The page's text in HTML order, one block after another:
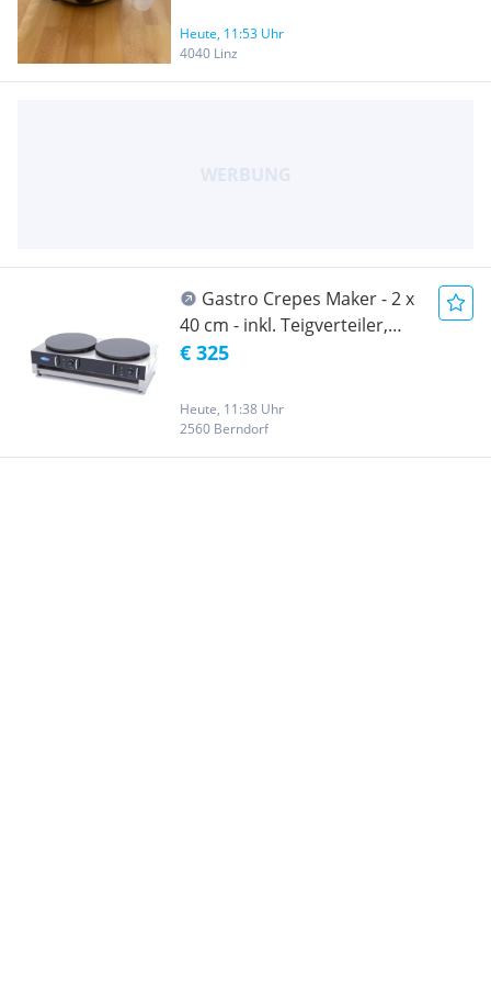
Heute, 11:53 Uhr
4040 Linz
Gastro Crepes Maker - 2 x
40 cm - inkl. Teigverteiler,
Maxima
€ 325
Heute, 11:38 Uhr
2560 Berndorf